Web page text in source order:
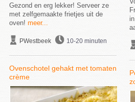
Gezond en erg lekker! Serveer ze
met zelfgemaakte frietjes uit de
oven! meer...
PWestbeek 10-20 minuten
Ovenschotel gehakt met tomaten
crème